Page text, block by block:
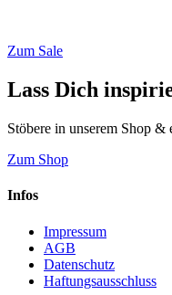
Zum Sale
Lass Dich
Stöbere in unserem Shop
Zum Shop
Infos
Impressum
AGB
Datenschutz
Haftungsausschluss